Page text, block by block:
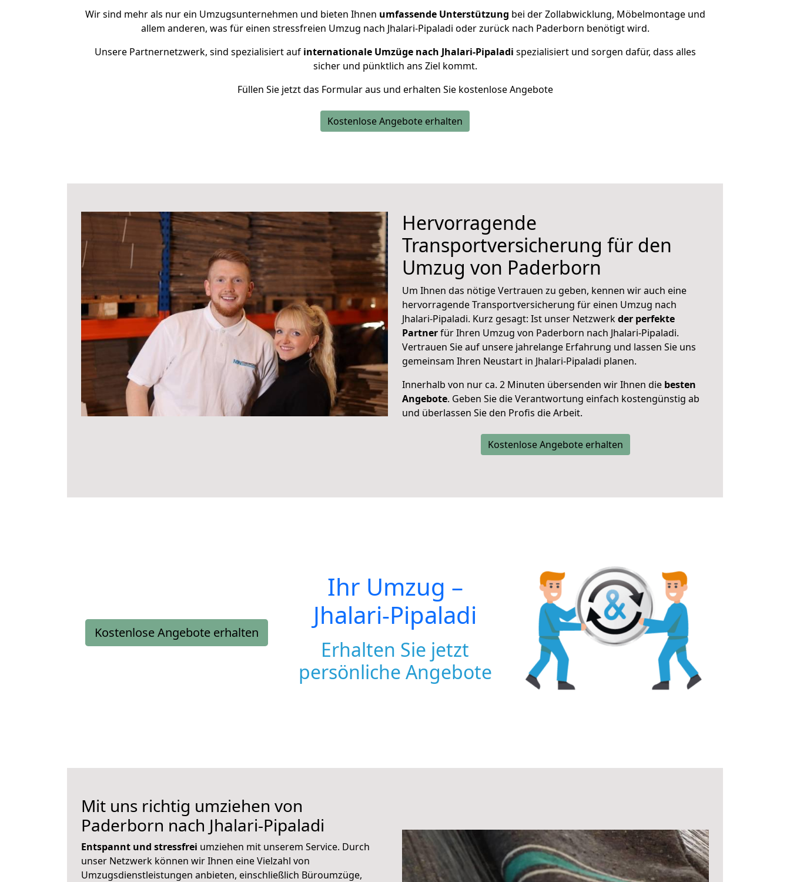
Wir sind mehr als nur ein Umzugsunternehmen und bieten Ihnen umfassende Unterstützung bei der Zollabwicklung, Möbelmontage und
allem anderen, was für einen stressfreien Umzug nach Jhalari-Pipaladi oder zurück nach Paderborn benötigt wird.
Unsere Partnernetzwerk, sind spezialisiert auf internationale Umzüge nach Jhalari-Pipaladi spezialisiert und sorgen dafür, dass alles
sicher und pünktlich ans Ziel kommt.
Füllen Sie jetzt das Formular aus und erhalten Sie kostenlose Angebote
Kostenlose Angebote erhalten
Hervorragende
Transportversicherung für den
Umzug von Paderborn
Um Ihnen das nötige Vertrauen zu geben, kennen wir auch eine
hervorragende Transportversicherung für einen Umzug nach
Jhalari-Pipaladi. Kurz gesagt: Ist unser Netzwerkder perfekte
Partnerfür Ihren Umzug von Paderborn nach Jhalari-Pipaladi.
Vertrauen Sie auf unsere jahrelange Erfahrung und lassen Sie uns
gemeinsam Ihren Neustart in Jhalari-Pipaladi planen.
Innerhalb von nur ca. 2 Minuten übersenden wir Ihnen die besten
Angebote. Geben Sie die Verantwortung einfach kostengünstig ab
und überlassen Sie den Profis die Arbeit.
Kostenlose Angebote erhalten
Kostenlose Angebote erhalten
Ihr Umzug –
Jhalari-Pipaladi
Erhalten Sie jetzt
persönliche Angebote
Mit uns richtig umziehen von
Paderborn nach Jhalari-Pipaladi
Entspannt und stressfrei umziehen mit unserem Service. Durch
unser Netzwerk können wir Ihnen eine Vielzahl von
Umzugsdienstleistungen anbieten, einschließlich Büroumzüge,